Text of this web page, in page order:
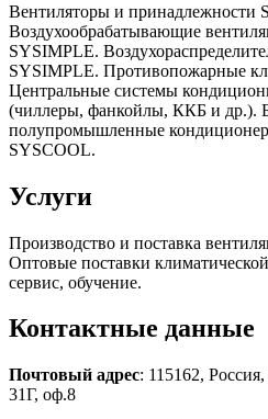
Вентиляторы и принадлежности
Воздухообрабатывающие
SYSIMPLE.
SYSIMPLE. Противопожарные
Центральные системы
(чиллеры, фанкойлы, ККБ и др.).
полупромышленные
SYSCOOL.
Услуги
Производство и поставка
Оптовые поставки
сервис, обучение.
Контактные данные
Почтовый адрес: 115162,
31Г, оф.8